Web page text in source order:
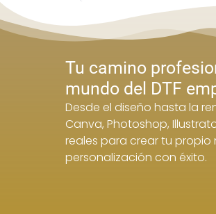
Tu camino
mundo del DTF
Desde el diseño hasta la
Canva, Photoshop,
reales para crear tu propio
personalización con éxito.